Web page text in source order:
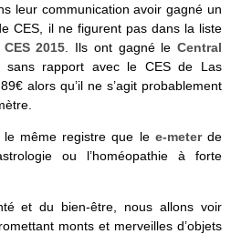
leur communication avoir gagné un
CES, il ne figurent pas dans la liste
2015 . Ils ont gagné leCentral
sans rapport avec le CES de Las
alors qu’il ne s’agit probablement
même registre que le e-meterde
ou l’homéopathie à forte
et du bien-être, nous allons voir
monts et merveilles d’objets